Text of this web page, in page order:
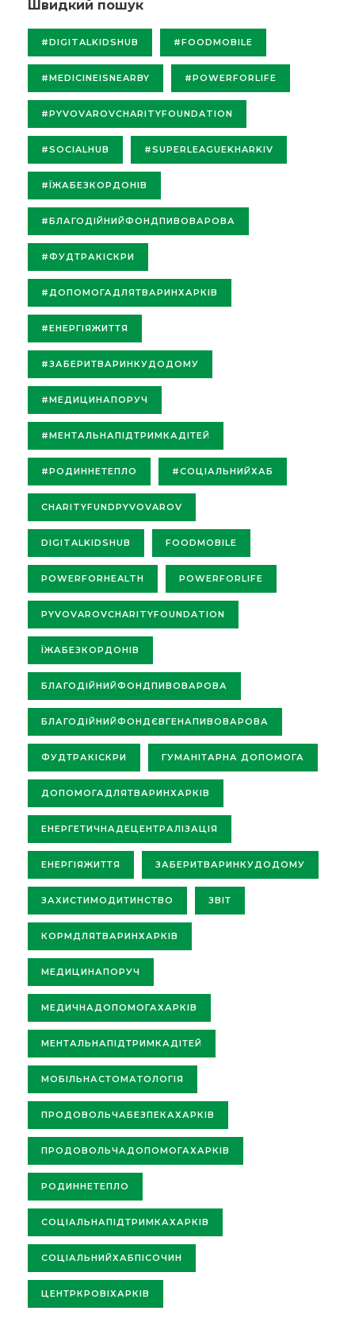
Швидкий пошук
#DIGITALKIDSHUB #FOODMOBILE
#MEDICINEISNEARBY #POWERFORLIFE
#PYVOVAROVCHARITYFOUNDATION
#SOCIALHUB #SUPERLEAGUEKHARKIV
#ЇЖАБЕЗКОРДОНІВ
#БЛАГОДІЙНИЙФОНДПИВОВАРОВА
#ФУДТРАКІСКРИ
#ДОПОМОГАДЛЯТВАРИНХАРКІВ
#ЕНЕРГІЯЖИТТЯ
#ЗАБЕРИТВАРИНКУДОДОМУ
#МЕДИЦИНАПОРУЧ
#МЕНТАЛЬНАПІДТРИМКАДІТЕЙ
#РОДИННЕТЕПЛО #СОЦІАЛЬНИЙХАБ
CHARITYFUNDPYVOVAROV
DIGITALKIDSHUB FOODMOBILE
POWERFORHEALTH POWERFORLIFE
PYVOVAROVCHARITYFOUNDATION
ЇЖАБЕЗКОРДОНІВ
БЛАГОДІЙНИЙФОНДПИВОВАРОВА
БЛАГОДІЙНИЙФОНДЄВГЕНАПИВОВАРОВА
ФУДТРАКІСКРИ ГУМАНІТАРНА ДОПОМОГА
ДОПОМОГАДЛЯТВАРИНХАРКІВ
ЕНЕРГЕТИЧНАДЕЦЕНТРАЛІЗАЦІЯ
ЕНЕРГІЯЖИТТЯ ЗАБЕРИТВАРИНКУДОДОМУ
ЗАХИСТИМОДИТИНСТВО ЗВІТ
КОРМДЛЯТВАРИНХАРКІВ
МЕДИЦИНАПОРУЧ
МЕДИЧНАДОПОМОГАХАРКІВ
МЕНТАЛЬНАПІДТРИМКАДІТЕЙ
МОБІЛЬНАСТОМАТОЛОГІЯ
ПРОДОВОЛЬЧАБЕЗПЕКАХАРКІВ
ПРОДОВОЛЬЧАДОПОМОГАХАРКІВ
РОДИННЕТЕПЛО
СОЦІАЛЬНАПІДТРИМКАХАРКІВ
СОЦІАЛЬНИЙХАБПІСОЧИН
ЦЕНТРКРОВІХАРКІВ